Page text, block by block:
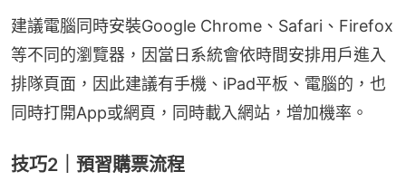
建議電腦同時安裝Google Chrome、Safari、Firefox
等不同的瀏覽器，因當日系統會依時間安排用戶進入
排隊頁面，因此建議有手機、iPad平板、電腦的，也
同時打開App或網頁，同時載入網站，增加機率。
技巧2｜預習購票流程